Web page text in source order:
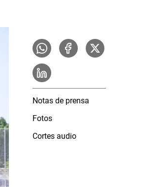
Notas de prensa
Fotos
Cortes audio